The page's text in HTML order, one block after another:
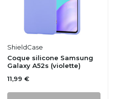
ShieldCase
Coque silicone Samsung
Galaxy A52s (violette)
11,99 €